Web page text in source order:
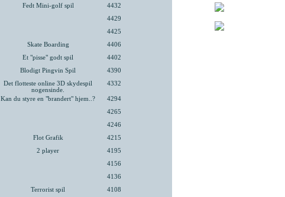
Fedt Mini-golf spil 4432
4429
4425
Skate Boarding 4406
Et "pisse" godt spil 4402
Blodigt Pingvin Spil 4390
Det flotteste online 3D skydespil
nogensinde.
4332
Kan du styre en "brandert" hjem..? 4294
4265
4246
Flot Grafik 4215
2 player 4195
4156
4136
Terrorist spil 4108